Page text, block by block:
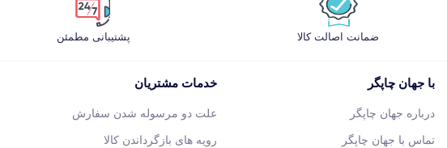
ضمانت اصالت کالا پشتیبانی مطمئن
با جهان چاپگر
درباره جهان چاپگر
تماس با جهان چاپگر
خدمات مشتریان
علت دو مرسوله شدن سفارش
رویه های بازگرداندن کالا